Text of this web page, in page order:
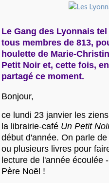
Le Gang des Lyonnais
tous membres de 813,
houlette de Marie-
Petit Noir et, cette fois,
partagé ce moment.
Bonjour,
ce lundi 23 janvier les
la librairie-café Un Petit
début d'année. On parle
ou plusieurs livres pour
lecture de l'année écoulée
Père Noël !